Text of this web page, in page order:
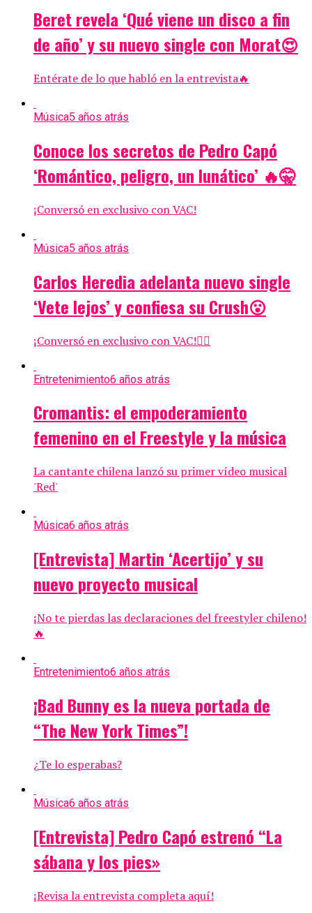
Beret revela ‘Qué viene un disco a fin
de año’ y su nuevo single con Morat😍
Entérate de lo que habló en la entrevista🔥
Música5 años atrás
Conoce los secretos de Pedro Capó
‘Romántico, peligro, un lunático’ 🔥🤫
¡Conversó en exclusivo con VAC!
Música5 años atrás
Carlos Heredia adelanta nuevo single
‘Vete lejos’ y confiesa su Crush😮
¡Conversó en exclusivo con VAC!👇🏼
Entretenimiento6 años atrás
Cromantis: el empoderamiento
femenino en el Freestyle y la música
La cantante chilena lanzó su primer vídeo musical
'Red'
Música6 años atrás
[Entrevista] Martin ‘Acertijo’ y su
nuevo proyecto musical
¡No te pierdas las declaraciones del freestyler chileno!
🔥
Entretenimiento6 años atrás
¡Bad Bunny es la nueva portada de
“The New York Times”!
¿Te lo esperabas?
Música6 años atrás
[Entrevista] Pedro Capó estrenó “La
sábana y los pies»
¡Revisa la entrevista completa aquí!